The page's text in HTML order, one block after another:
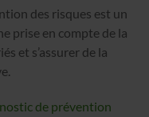
des risques est un
prise en compte de la
et s’assurer de la
de prévention